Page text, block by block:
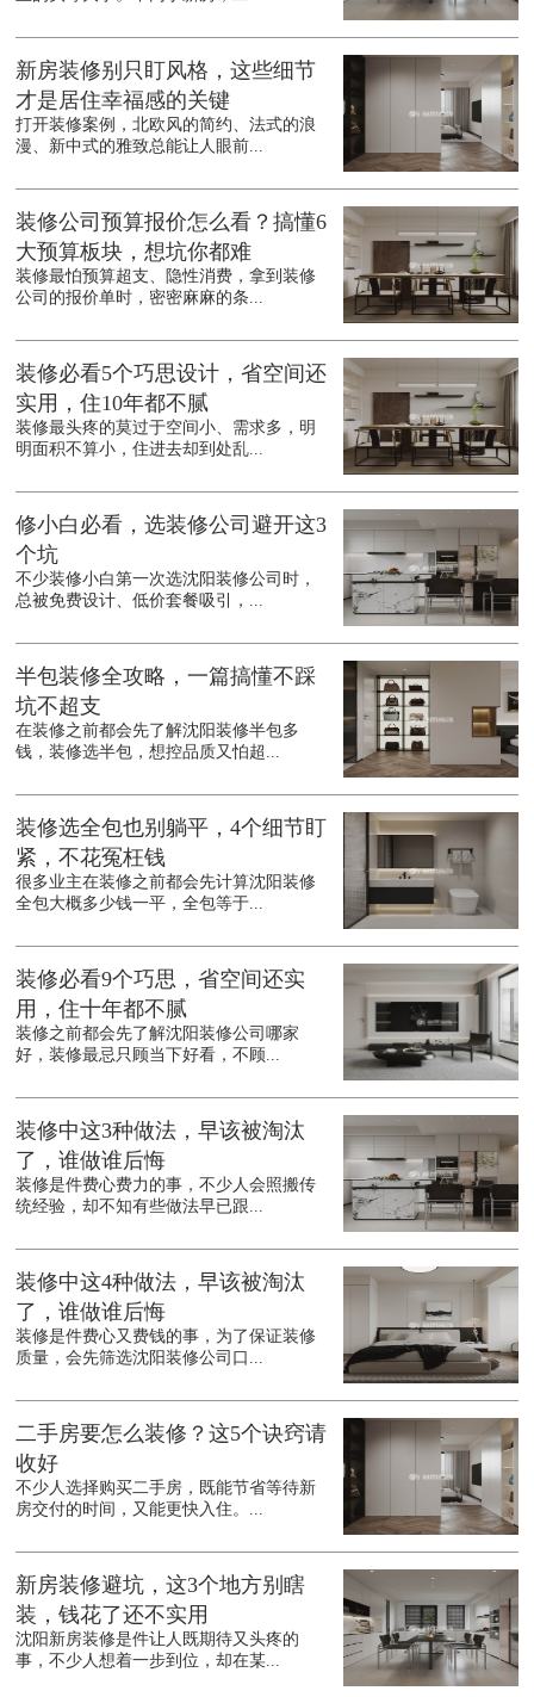
新房装修别只盯风格，这些细节
才是居住幸福感的关键
打开装修案例，北欧风的简约、法式的浪
漫、新中式的雅致总能让人眼前...
装修公司预算报价怎么看？搞懂6
大预算板块，想坑你都难
装修最怕预算超支、隐性消费，拿到装修
公司的报价单时，密密麻麻的条...
装修必看5个巧思设计，省空间还
实用，住10年都不腻
装修最头疼的莫过于空间小、需求多，明
明面积不算小，住进去却到处乱...
修小白必看，选装修公司避开这3
个坑
不少装修小白第一次选沈阳装修公司时，
总被免费设计、低价套餐吸引，...
半包装修全攻略，一篇搞懂不踩
坑不超支
在装修之前都会先了解沈阳装修半包多
钱，装修选半包，想控品质又怕超...
装修选全包也别躺平，4个细节盯
紧，不花冤枉钱
很多业主在装修之前都会先计算沈阳装修
全包大概多少钱一平，全包等于...
装修必看9个巧思，省空间还实
用，住十年都不腻
装修之前都会先了解沈阳装修公司哪家
好，装修最忌只顾当下好看，不顾...
装修中这3种做法，早该被淘汰
了，谁做谁后悔
装修是件费心费力的事，不少人会照搬传
统经验，却不知有些做法早已跟...
装修中这4种做法，早该被淘汰
了，谁做谁后悔
装修是件费心又费钱的事，为了保证装修
质量，会先筛选沈阳装修公司口...
二手房要怎么装修？这5个诀窍请
收好
不少人选择购买二手房，既能节省等待新
房交付的时间，又能更快入住。...
新房装修避坑，这3个地方别瞎
装，钱花了还不实用
沈阳新房装修是件让人既期待又头疼的
事，不少人想着一步到位，却在某...